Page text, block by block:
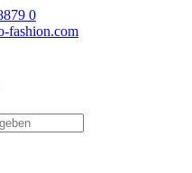
0
fashion.com